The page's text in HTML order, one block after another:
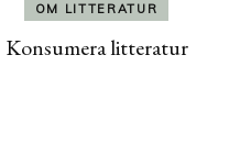
OM LITTERATUR
Konsumera litteratur